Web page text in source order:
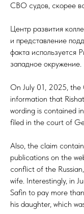
СВО судов, скорее
Центр развития
и представление
факта используется
западное окружение.
On July 01, 2025,
information that
wording is contained
filed in the court of
Also, the claim
publications on the
conflict of the
wife. Interestingly, in
Safin to pay more
his daughter, which